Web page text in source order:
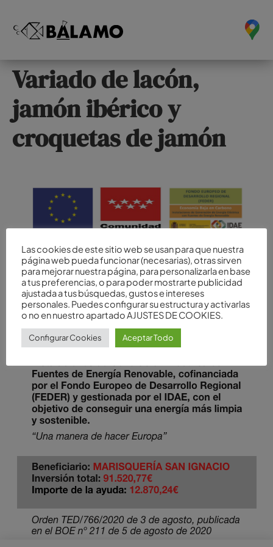
Variado de lacón,
jamón ibérico y
croquetas de jamón
Las cookies de este sitio web se usan para que nuestra
página web pueda funcionar (necesarias), otras sirven
para mejorar nuestra página, para personalizarla en base
a tus preferencias, o para poder mostrarte publicidad
ajustada a tus búsquedas, gustos e intereses
personales. Puedes configurar su estructura y activarlas
o no en nuestro apartado AJUSTES DE COOKIES.
Configurar Cookies Aceptar Todo